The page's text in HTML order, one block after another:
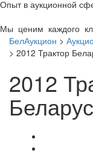
Опыт в аукционной
Мы ценим каждого
БелАукцион >
> 2012 Трактор
2012